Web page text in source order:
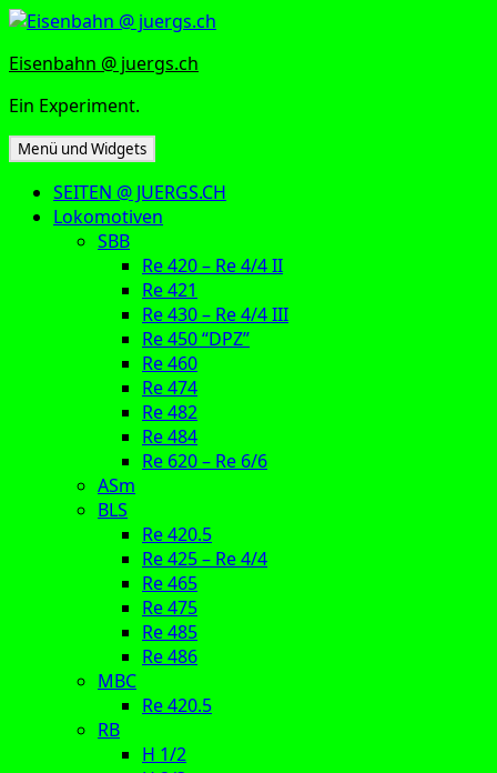
Zum
springen
Eisenbahn @ juergs.ch
Ein Experiment.
Menü und Widgets
SEITEN @ JUERGS.CH
Lokomotiven
SBB
Re 420 – Re 4/4 II
Re 421
Re 430 – Re 4/4 III
Re 450 “DPZ”
Re 460
Re 474
Re 482
Re 484
Re 620 – Re 6/6
ASm
BLS
Re 420.5
Re 425 – Re 4/4
Re 465
Re 475
Re 485
Re 486
MBC
Re 420.5
RB
H 1/2